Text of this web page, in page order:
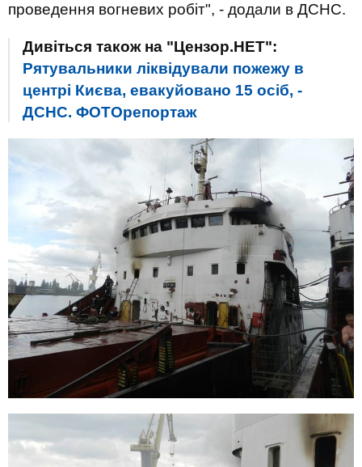
проведення вогневих робіт", - додали в ДСНС.
Дивіться також на "Цензор.НЕТ":
Рятувальники ліквідували пожежу в
центрі Києва, евакуйовано 15 осіб, -
ДСНС. ФОТОрепортаж